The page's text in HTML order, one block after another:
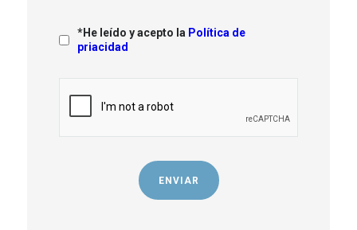
*He leído y acepto la Política de
priacidad